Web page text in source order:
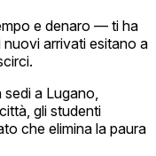
e denaro — ti ha
arrivati esitano a
a Lugano,
gli studenti
che elimina la paura